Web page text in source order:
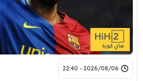
2026/08/06 - 22:40